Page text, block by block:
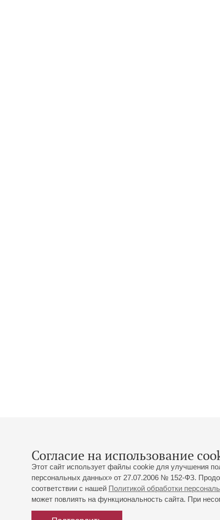
Согласие на использование
Этот сайт использует файлы cookie для улучшения
персональных данных» от 27.07.2006 № 152-ФЗ.
соответствии с нашей Политикой обработки
может повлиять на функциональность сайта. При